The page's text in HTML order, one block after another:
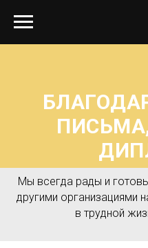
Мы всегда рады и
другими организациями
в трудной